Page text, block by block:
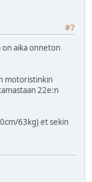
#7
aika onneton
motoristinkin
22e:n
63kg) et sekin